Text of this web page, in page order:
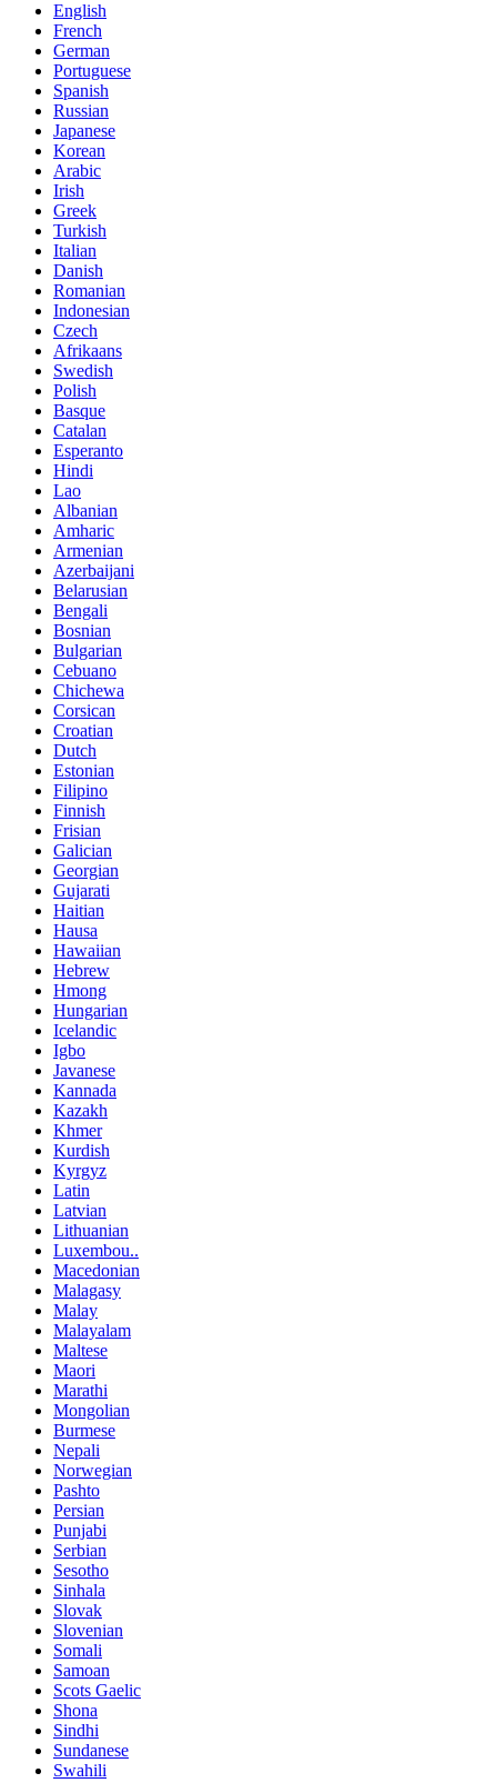
English
French
German
Portuguese
Spanish
Russian
Japanese
Korean
Arabic
Irish
Greek
Turkish
Italian
Danish
Romanian
Indonesian
Czech
Afrikaans
Swedish
Polish
Basque
Catalan
Esperanto
Hindi
Lao
Albanian
Amharic
Armenian
Azerbaijani
Belarusian
Bengali
Bosnian
Bulgarian
Cebuano
Chichewa
Corsican
Croatian
Dutch
Estonian
Filipino
Finnish
Frisian
Galician
Georgian
Gujarati
Haitian
Hausa
Hawaiian
Hebrew
Hmong
Hungarian
Icelandic
Igbo
Javanese
Kannada
Kazakh
Khmer
Kurdish
Kyrgyz
Latin
Latvian
Lithuanian
Luxembou..
Macedonian
Malagasy
Malay
Malayalam
Maltese
Maori
Marathi
Mongolian
Burmese
Nepali
Norwegian
Pashto
Persian
Punjabi
Serbian
Sesotho
Sinhala
Slovak
Slovenian
Somali
Samoan
Scots Gaelic
Shona
Sindhi
Sundanese
Swahili